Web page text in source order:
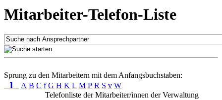
Mitarbeiter-Telefon-Liste
Sprung zu den Mitarbeitern mit dem Anfangsbuchstaben:
1 A B C f G H K L M P R S v W
Telefonliste der Mitarbeiter/innen der Verwaltung